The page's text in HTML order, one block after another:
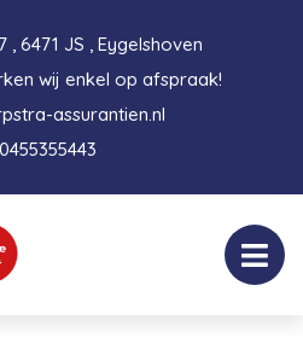
, 6471 JS , Eygelshoven
wij enkel op afspraak!
assurantien.nl
0455355443